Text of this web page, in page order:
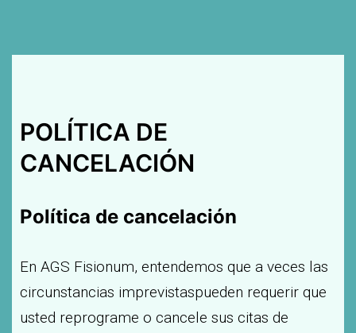
POLÍTICA DE
CANCELACIÓN
Política de cancelación
En AGS Fisionum, entendemos que a veces las
circunstancias imprevistaspueden requerir que
usted reprograme o cancele sus citas de